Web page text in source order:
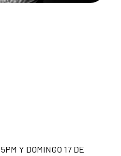
Y DOMINGO 17 DE